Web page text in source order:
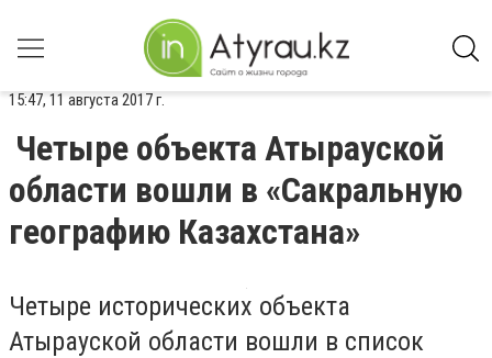
15:47, 11 августа 2017 г.
Четыре объекта Атырауской
области вошли в «Сакральную
географию Казахстана»
Четыре исторических объекта
Атырауской области вошли в список